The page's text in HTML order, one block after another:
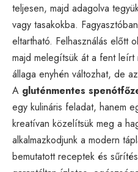
teljesen, majd adagolva
vagy tasakokba.
eltartható. Felhasználás előtt
majd melegítsük át a fent
állaga enyhén változhat, de
A gluténmentes
egy kulináris feladat, hanem
kreatívan közelítsük meg a
alkalmazkodjunk a modern
bemutatott receptek és